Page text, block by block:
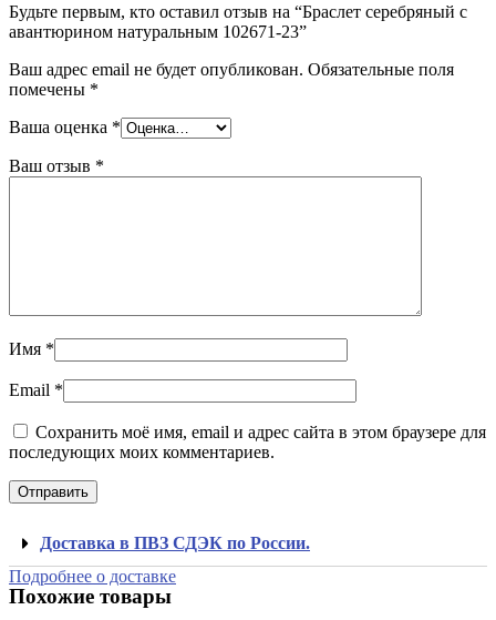
Будьте первым, кто оставил отзыв на “Браслет серебряный с
авантюрином натуральным 102671-23”
Ваш адрес email не будет опубликован. Обязательные поля
помечены *
Ваша оценка *
Ваш отзыв *
Имя *
Email *
Сохранить моё имя, email и адрес сайта в этом браузере для
последующих моих комментариев.
Доставка в ПВЗ СДЭК по России.
Подробнее о доставке
Похожие товары